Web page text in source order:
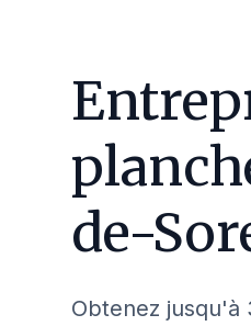
de-
Obtenez jusqu'à